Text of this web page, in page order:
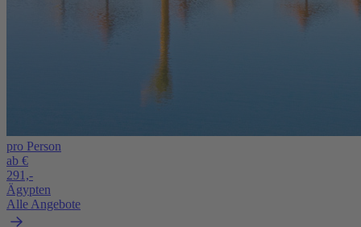
pro Person
ab €
291,-
Ägypten
Alle Angebote